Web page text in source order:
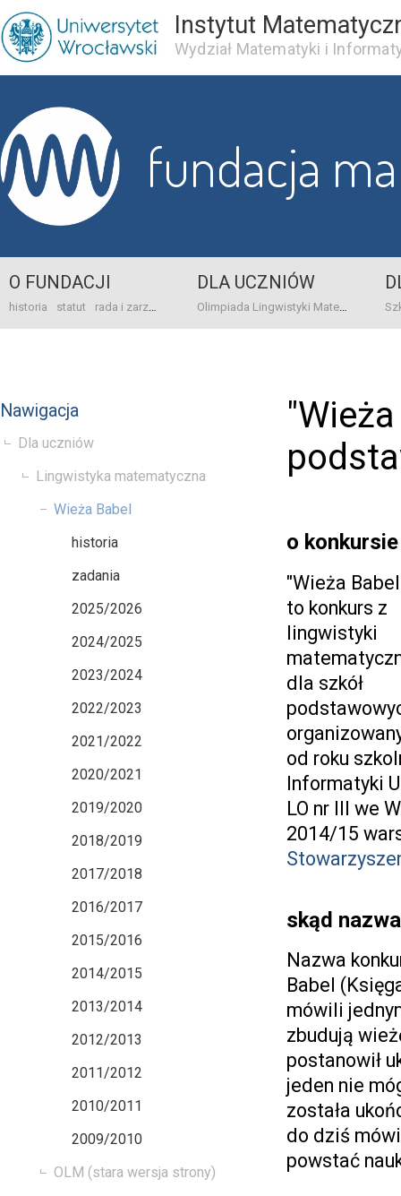
Instytut
Wydział Matematyki i
fundacja
O FUNDACJI
historia statut rada i zarząd dane bankowo-adresowe kontakt
DLA UCZNIÓW
Olimpiada Lingwistyki Matematycznej
Nawigacja
Dla uczniów
Lingwistyka matematyczna
Wieża Babel
historia
zadania
2025/2026
2024/2025
2023/2024
2022/2023
2021/2022
2020/2021
2019/2020
2018/2019
2017/2018
2016/2017
2015/2016
2014/2015
2013/2014
2012/2013
2011/2012
2010/2011
2009/2010
OLM (stara wersja strony)
o konkursie
"Wieża
to konkurs z
lingwistyki
dla szkół
od roku
Informatyki
LO nr III we
2014/15
skąd nazwa
Nazwa
Babel
mówili
zbudują
postanowił
jeden nie
została
do dziś
powstać